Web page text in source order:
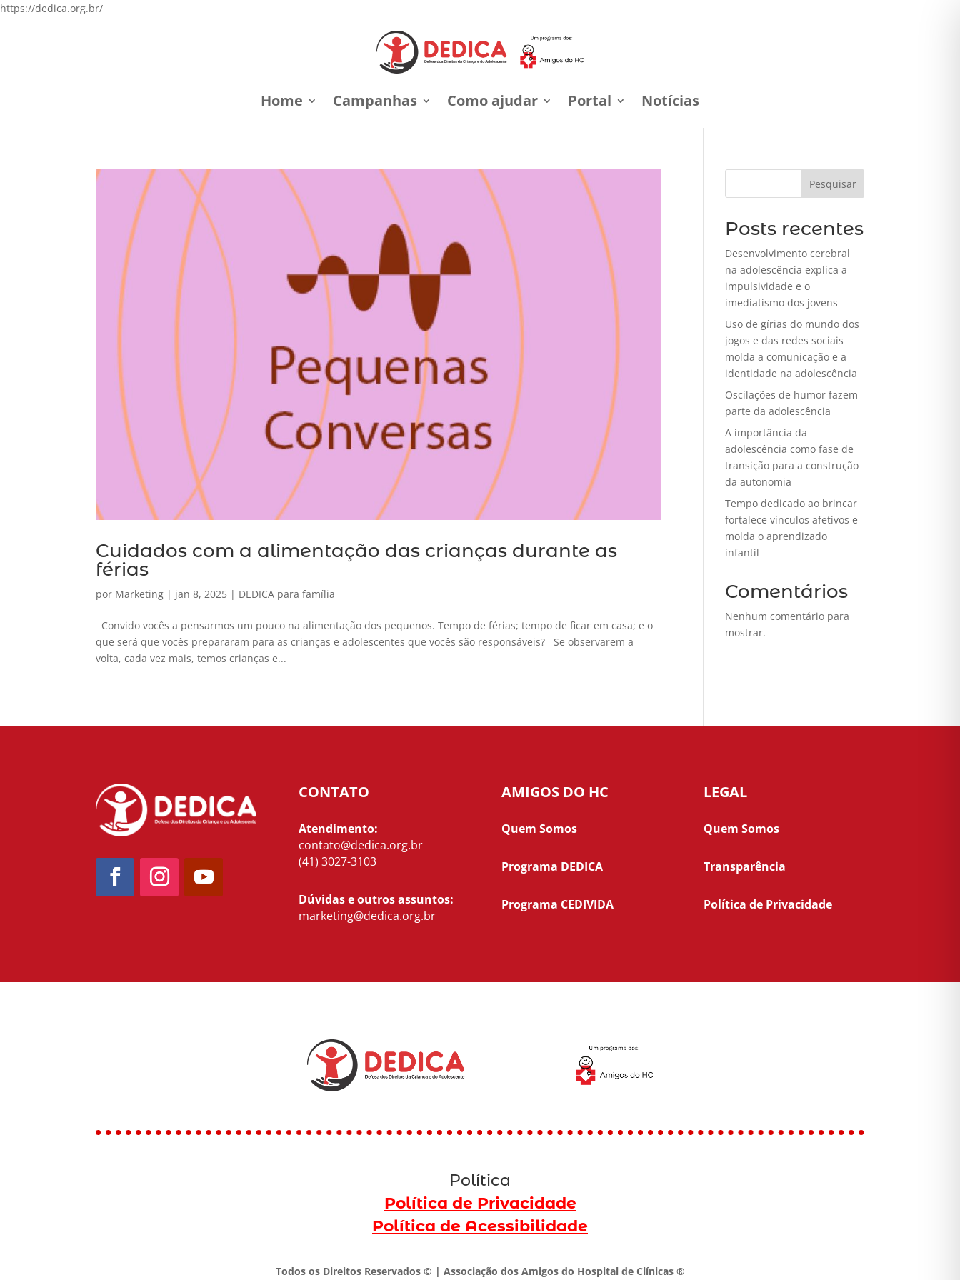
https://dedica.org.br/
Home Campanhas Como ajudar Portal Notícias
Cuidados com a alimentação das crianças durante as
férias
por Marketing | jan 8, 2025 | DEDICA para família
Convido vocês a pensarmos um pouco na alimentação dos pequenos. Tempo de férias; tempo de ficar em casa; e o
que será que vocês prepararam para as crianças e adolescentes que vocês são responsáveis? Se observarem a
volta, cada vez mais, temos crianças e...
Pesquisar
Posts recentes
Desenvolvimento cerebral
na adolescência explica a
impulsividade e o
imediatismo dos jovens
Uso de gírias do mundo dos
jogos e das redes sociais
molda a comunicação e a
identidade na adolescência
Oscilações de humor fazem
parte da adolescência
A importância da
adolescência como fase de
transição para a construção
da autonomia
Tempo dedicado ao brincar
fortalece vínculos afetivos e
molda o aprendizado
infantil
Comentários
Nenhum comentário para
mostrar.
CONTATO
Atendimento:
contato@dedica.org.br
(41) 3027-3103
Dúvidas e outros assuntos:
marketing@dedica.org.br
AMIGOS DO HC
Quem Somos
Programa DEDICA
Programa CEDIVIDA
LEGAL
Quem Somos
Transparência
Política de Privacidade
Política
Política de Privacidade
Política de Acessibilidade
Todos os Direitos Reservados © | Associação dos Amigos do Hospital de Clínicas ®